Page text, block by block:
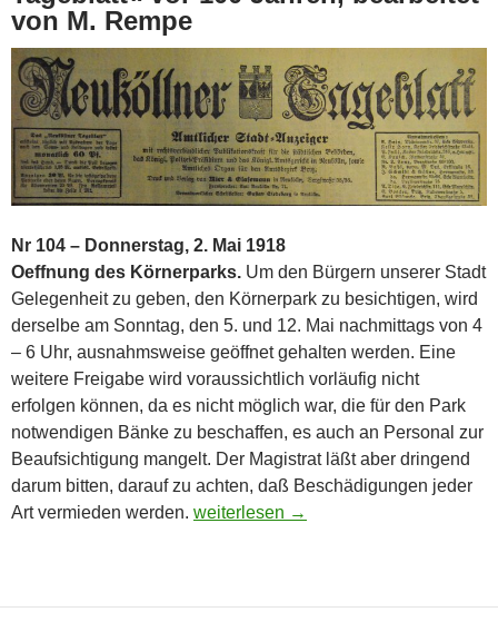
von M. Rempe
Nr 104 – Donnerstag, 2. Mai 1918
Oeffnung des Körnerparks. Um den Bürgern unserer Stadt
Gelegenheit zu geben, den Körnerpark zu besichtigen, wird
derselbe am Sonntag, den 5. und 12. Mai nachmittags von 4
– 6 Uhr, ausnahmsweise geöffnet gehalten werden. Eine
weitere Freigabe wird voraussichtlich vorläufig nicht
erfolgen können, da es nicht möglich war, die für den Park
notwendigen Bänke zu beschaffen, es auch an Personal zur
Beaufsichtigung mangelt. Der Magistrat läßt aber dringend
darum bitten, darauf zu achten, daß Beschädigungen jeder
Art vermieden werden. Neuköllner Alltägliches
weiterlesen →